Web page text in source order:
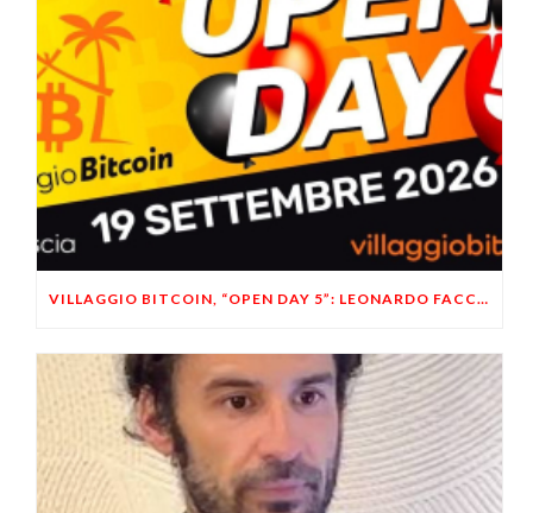
VILLAGGIO BITCOIN, “OPEN DAY 5”: LEONARDO FACCO OSPITE A BRESCIA